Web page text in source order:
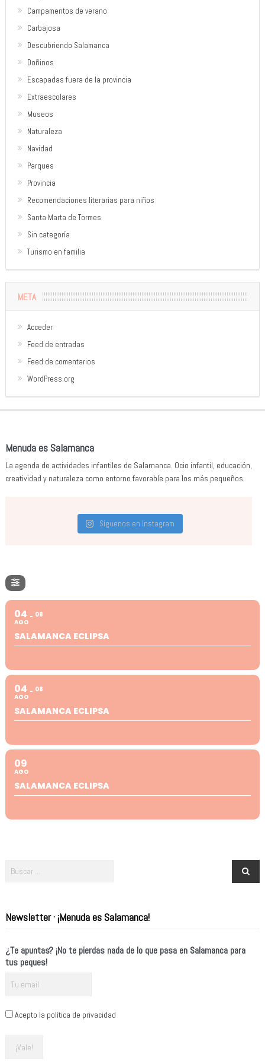
Campamentos de verano
Carbajosa
Descubriendo Salamanca
Doñinos
Escapadas fuera de la provincia
Extraescolares
Museos
Naturaleza
Navidad
Parques
Provincia
Recomendaciones literarias para niños
Santa Marta de Tormes
Sin categoría
Turismo en familia
META
Acceder
Feed de entradas
Feed de comentarios
WordPress.org
Menuda es Salamanca
La agenda de actividades infantiles de Salamanca. Ocio infantil, educación,
creatividad y naturaleza como entorno favorable para los más pequeños.
Síguenos en Instagram
04
AGO
08
SALAMANCA ECLIPSA
04
AGO
08
SALAMANCA ECLIPSA
09
AGO
SALAMANCA ECLIPSA
Newsletter · ¡Menuda es Salamanca!
¿Te apuntas? ¡No te pierdas nada de lo que pasa en Salamanca para
tus peques!
Acepto la política de privacidad